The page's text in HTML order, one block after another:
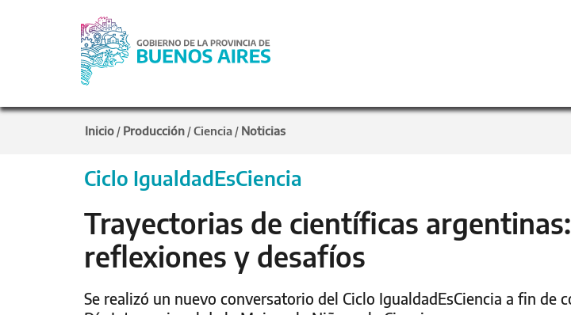
Inicio / Producción /Ciencia / Noticias
Ciclo IgualdadEsCiencia
Trayectorias de científicas argentinas:
reflexiones y desafíos
Se realizó un nuevo conversatorio del Ciclo IgualdadEsCiencia a fin de